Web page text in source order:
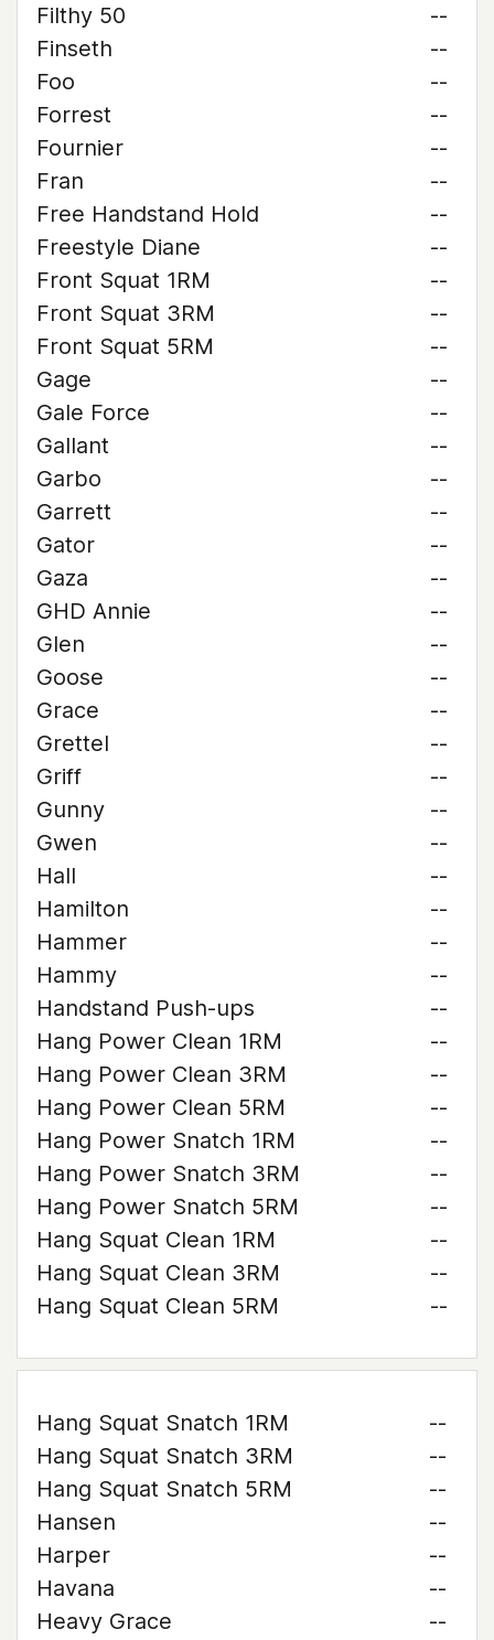
Filthy 50
--
Finseth
--
Foo
--
Forrest
--
Fournier
--
Fran
--
Free Handstand Hold
--
Freestyle Diane
--
Front Squat 1RM
--
Front Squat 3RM
--
Front Squat 5RM
--
Gage
--
Gale Force
--
Gallant
--
Garbo
--
Garrett
--
Gator
--
Gaza
--
GHD Annie
--
Glen
--
Goose
--
Grace
--
Grettel
--
Griff
--
Gunny
--
Gwen
--
Hall
--
Hamilton
--
Hammer
--
Hammy
--
Handstand Push-ups
--
Hang Power Clean 1RM
--
Hang Power Clean 3RM
--
Hang Power Clean 5RM
--
Hang Power Snatch 1RM
--
Hang Power Snatch 3RM
--
Hang Power Snatch 5RM
--
Hang Squat Clean 1RM
--
Hang Squat Clean 3RM
--
Hang Squat Clean 5RM
--
Hang Squat Snatch 1RM
--
Hang Squat Snatch 3RM
--
Hang Squat Snatch 5RM
--
Hansen
--
Harper
--
Havana
--
Heavy Grace
--